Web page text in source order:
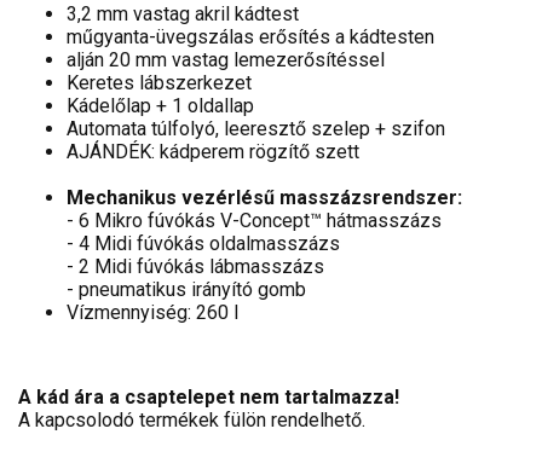
3,2 mm vastag akril kádtest
műgyanta-üvegszálas erősítés a kádtesten
alján 20 mm vastag lemezerősítéssel
Keretes lábszerkezet
Kádelőlap + 1 oldallap
Automata túlfolyó, leeresztő szelep + szifon
AJÁNDÉK: kádperem rögzítő szett
Mechanikus vezérlésű masszázsrendszer:
- 6 Mikro fúvókás V-Concept™ hátmasszázs
- 4 Midi fúvókás oldalmasszázs
- 2 Midi fúvókás lábmasszázs
- pneumatikus irányító gomb
Vízmennyiség: 260 l
A kád ára a csaptelepet nem tartalmazza!
A kapcsolodó termékek fülön rendelhető.